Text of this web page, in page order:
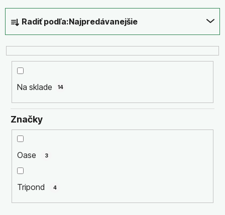
R
a
d
e
Radiť podľa:Najpredávanejšie
Na sklade 14
Značky
Oase 3
Tripond 4